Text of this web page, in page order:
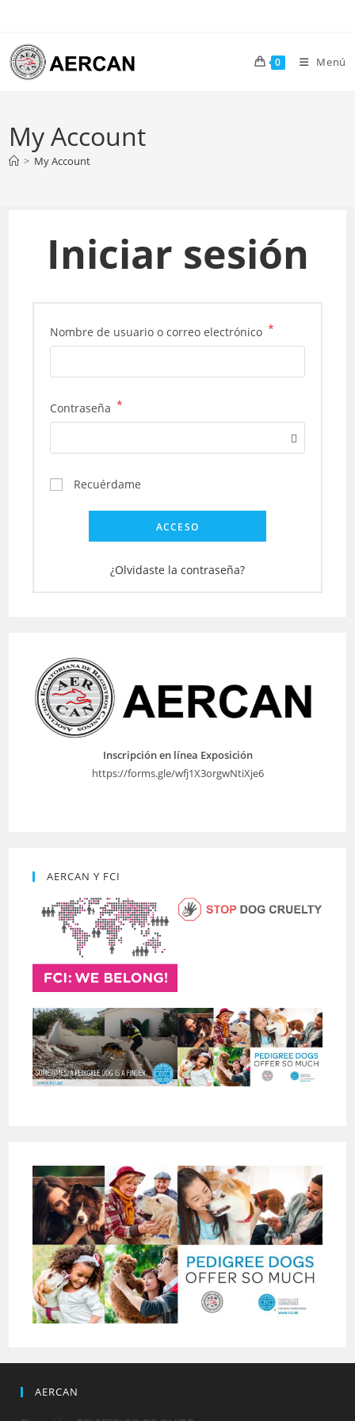
contenido
0 Menú
My Account
> My Account
Iniciar sesión
Nombre de usuario o correo electrónico *
Contraseña *
Recuérdame
ACCESO
¿Olvidaste la contraseña?
Inscripción en línea Exposición
https://forms.gle/wfj1X3orgwNtiXje6
AERCAN Y FCI
AERCAN